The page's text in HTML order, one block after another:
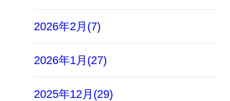
2026年2月(7)
2026年1月(27)
2025年12月(29)